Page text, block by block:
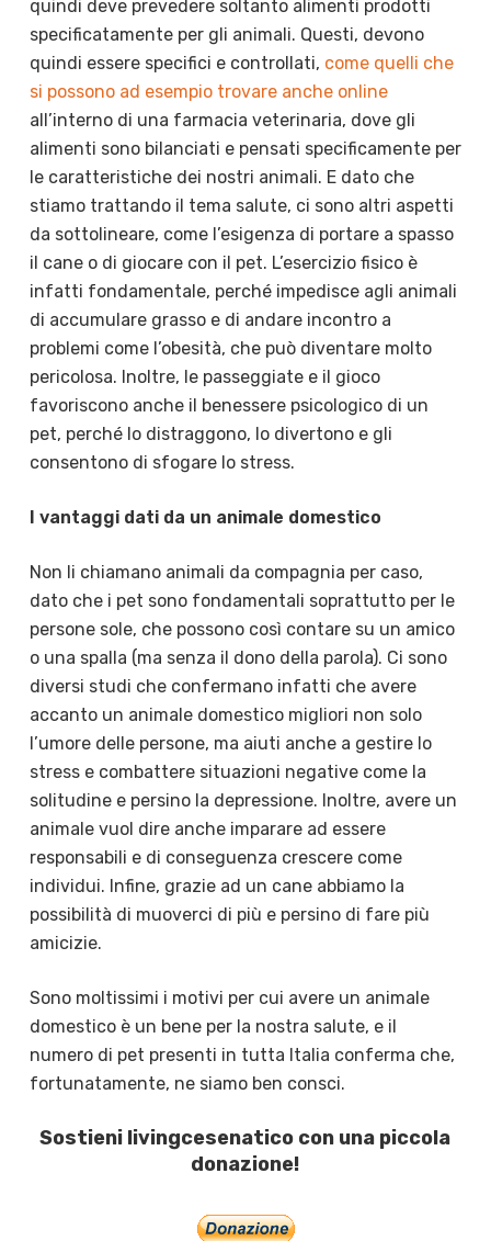
quindi deve prevedere soltanto alimenti prodotti
specificatamente per gli animali. Questi, devono
quindi essere specifici e controllati, come quelli che
si possono ad esempio trovare anche online
all’interno di una farmacia veterinaria, dove gli
alimenti sono bilanciati e pensati specificamente per
le caratteristiche dei nostri animali. E dato che
stiamo trattando il tema salute, ci sono altri aspetti
da sottolineare, come l’esigenza di portare a spasso
il cane o di giocare con il pet. L’esercizio fisico è
infatti fondamentale, perché impedisce agli animali
di accumulare grasso e di andare incontro a
problemi come l’obesità, che può diventare molto
pericolosa. Inoltre, le passeggiate e il gioco
favoriscono anche il benessere psicologico di un
pet, perché lo distraggono, lo divertono e gli
consentono di sfogare lo stress.
I vantaggi dati da un animale domestico
Non li chiamano animali da compagnia per caso,
dato che i pet sono fondamentali soprattutto per le
persone sole, che possono così contare su un amico
o una spalla (ma senza il dono della parola). Ci sono
diversi studi che confermano infatti che avere
accanto un animale domestico migliori non solo
l’umore delle persone, ma aiuti anche a gestire lo
stress e combattere situazioni negative come la
solitudine e persino la depressione. Inoltre, avere un
animale vuol dire anche imparare ad essere
responsabili e di conseguenza crescere come
individui. Infine, grazie ad un cane abbiamo la
possibilità di muoverci di più e persino di fare più
amicizie.
Sono moltissimi i motivi per cui avere un animale
domestico è un bene per la nostra salute, e il
numero di pet presenti in tutta Italia conferma che,
fortunatamente, ne siamo ben consci.
Sostieni livingcesenatico con una piccola
donazione!